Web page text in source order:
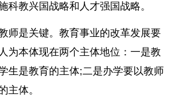
科教兴国战略和人才强国战略。
师是关键。教育事业的改革发展要
为本体现在两个主体地位：一是教
生是教育的主体;二是办学要以教师
主体。